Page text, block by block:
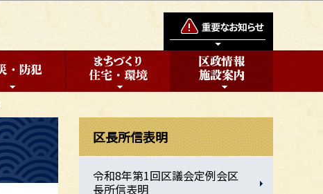
区長所信表明
令和8年第1回区議会定例会区
長所信表明